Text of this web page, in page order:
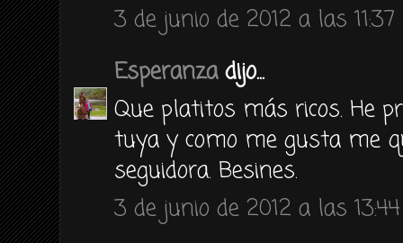
3 de junio de 2012 a las 11:37
Esperanzadijo...
Que platitos más ricos. He
tuya y como me gusta me
seguidora. Besines.
3 de junio de 2012 a las 13:44